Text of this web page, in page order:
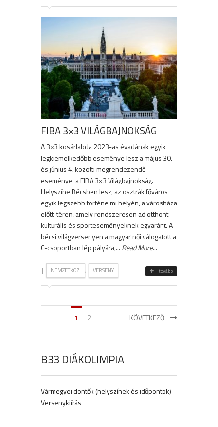
FIBA 3×3 VILÁGBAJNOKSÁG
A 3×3 kosárlabda 2023-as évadának egyik
legkiemelkedőbb eseménye lesz a május 30.
és június 4. közötti megrendezendő
eseménye, a FIBA 3×3 Világbajnokság.
Helyszíne Bécsben lesz, az osztrák főváros
egyik legszebb történelmi helyén, a városháza
előtti téren, amely rendszeresen ad otthont
kulturális és sporteseményeknek egyaránt. A
bécsi világversenyen a magyar női válogatott a
C-csoportban lép pályára,... Read More...
| NEMZETKÖZI , VERSENY tovább
1 2 KÖVETKEZŐ
B33 DIÁKOLIMPIA
Vármegyei döntők (helyszínek és időpontok)
Versenykiírás